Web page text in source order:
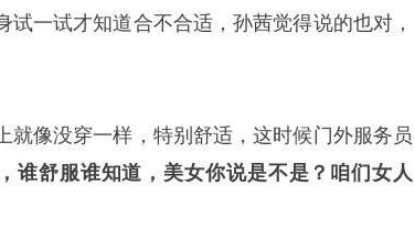
一试才知道合不合适，孙茜觉得说的也对，
就像没穿一样，特别舒适，这时候门外服务员
谁舒服谁知道，美女你说是不是？咱们女人